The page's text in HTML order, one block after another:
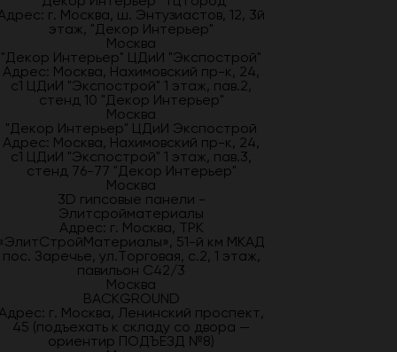
г. Москва, ш. Энтузиастов, 12, 3й
этаж, "Декор Интерьер"
Москва
"Декор Интерьер" ЦДиИ "Экспострой"
Адрес: Москва, Нахимовский пр-к, 24,
с1 ЦДиИ "Экспострой" 1 этаж, пав.2,
стенд 10 "Декор Интерьер"
Москва
"Декор Интерьер" ЦДиИ Экспострой
Адрес: Москва, Нахимовский пр-к, 24,
с1 ЦДиИ "Экспострой" 1 этаж, пав.3,
стенд 76-77 "Декор Интерьер"
Москва
3D гипсовые панели -
Элитсройматериалы
Адрес: г. Москва, ТРК
51-й км МКАД
пос. Заречье, ул.Торговая, с.2, 1 этаж,
павильон С42/3
Москва
BACKGROUND
г. Москва, Ленинский проспект,
45 (подъехать к складу со двора —
ориентир ПОДЪЕЗД №8)